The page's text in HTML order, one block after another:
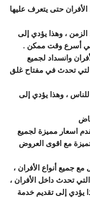
حتى يتعرف عليها
، وهذا يؤدي إلى
في أسرع وقت ممكن .
وانسداد لجميع
التي تحدث في مفتاح غلق
، وهذا يؤدي إلى
اسعار مميزة لجميع
مع اقوى العروض
مع جميع أنواع الأفران ،
تحدث داخل الأفران ،
يؤدي إلى تقديم خدمة